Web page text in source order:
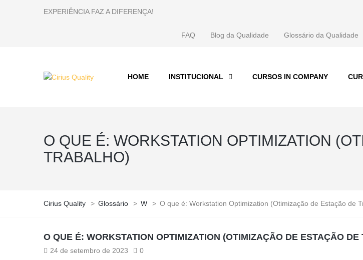
EXPERIÊNCIA FAZ A DIFERENÇA!
FAQ Blog da Qualidade Glossário da Qualidade
HOME INSTITUCIONAL CURSOS IN COMPANY
O QUE É: WORKSTATION OPTIMIZATION
TRABALHO)
Cirius Quality > Glossário > W > O que é: Workstation Optimization (Otimização de Estação de
O QUE É: WORKSTATION OPTIMIZATION (OTIMIZAÇÃO DE ESTAÇÃO DE
24 de setembro de 2023 0